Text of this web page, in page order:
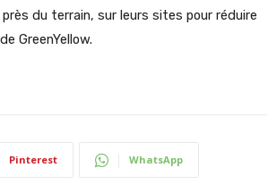
du terrain, sur leurs sites pour réduire
GreenYellow.
Pinterest WhatsApp